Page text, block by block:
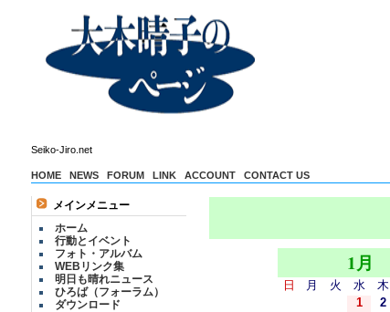
Seiko-Jiro.net
HOME NEWS FORUM LINK ACCOUNT CONTACT US
メインメニュー
ホーム
行動とイベント
フォト・アルバム
WEBリンク集
明日も晴れニュース
ひろば（フォーラム）
ダウンロード
1月
日 月 火 水 木
1
2